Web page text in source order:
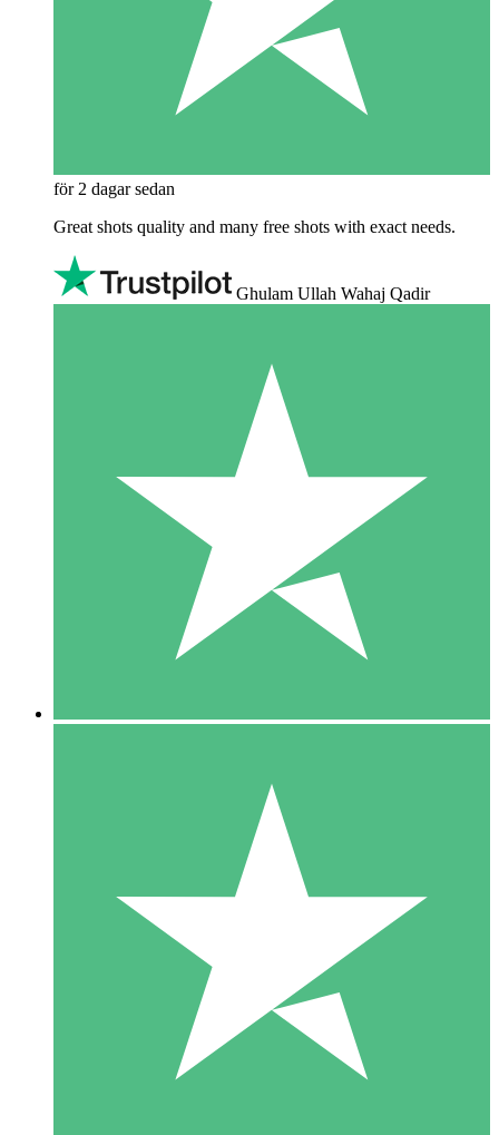
för 2 dagar sedan
Great shots quality and many free shots with exact needs.
Ghulam Ullah Wahaj Qadir